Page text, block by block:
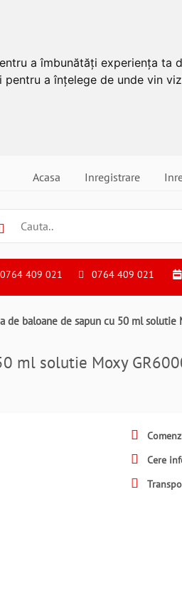
a îmbunătăți experiența
a înțelege de unde vin
Acasa Inregistrare
0764 409 021 0764 409 021
de baloane de sapun cu 50 ml solutie
ml solutie Moxy
Cere